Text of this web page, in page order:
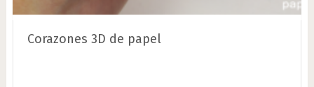
Corazones 3D de papel